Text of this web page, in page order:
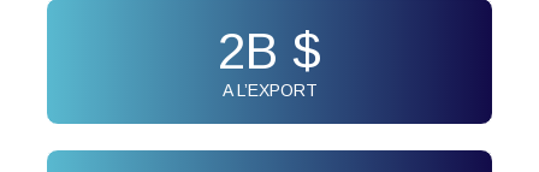
2B $
A L’EXPORT